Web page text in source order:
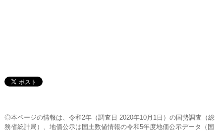
◎本ページの情報は、令和2年（調査日 2020年10月1日）の国勢調査（総
務省統計局）、地価公示は国土数値情報の令和5年度地価公示データ（国